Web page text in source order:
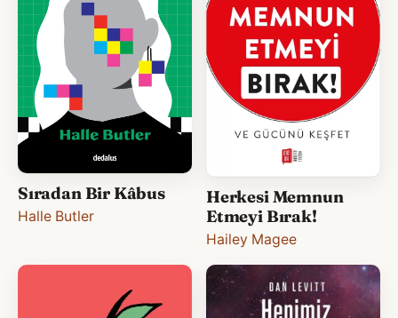
Sıradan Bir Kâbus
Halle Butler
Herkesi Memnun
Etmeyi Bırak!
Hailey Magee